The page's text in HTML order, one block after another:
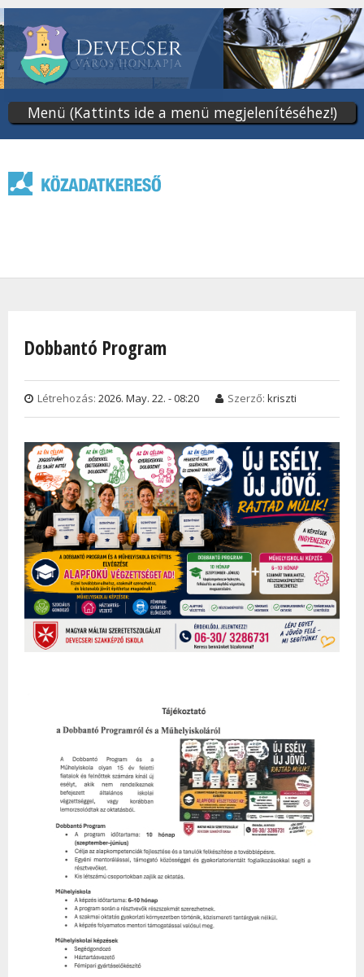
tartalomra
Menü (Kattints ide a menü megjelenítéséhez!)
Dobbantó Program
Létrehozás: 2026. May. 22. - 08:20 Szerző: kriszti